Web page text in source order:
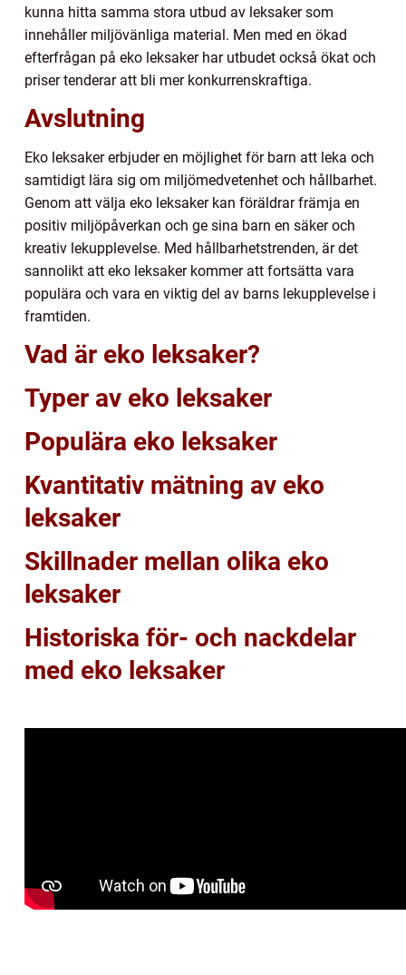
kunna hitta samma stora utbud av leksaker som
innehåller miljövänliga material. Men med en ökad
efterfrågan på eko leksaker har utbudet också ökat och
priser tenderar att bli mer konkurrenskraftiga.
Avslutning
Eko leksaker erbjuder en möjlighet för barn att leka och
samtidigt lära sig om miljömedvetenhet och hållbarhet.
Genom att välja eko leksaker kan föräldrar främja en
positiv miljöpåverkan och ge sina barn en säker och
kreativ lekupplevelse. Med hållbarhetstrenden, är det
sannolikt att eko leksaker kommer att fortsätta vara
populära och vara en viktig del av barns lekupplevelse i
framtiden.
Vad är eko leksaker?
Typer av eko leksaker
Populära eko leksaker
Kvantitativ mätning av eko
leksaker
Skillnader mellan olika eko
leksaker
Historiska för- och nackdelar
med eko leksaker